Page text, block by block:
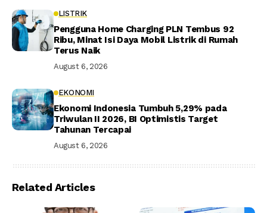
LISTRIK
Pengguna Home Charging PLN Tembus 92
Ribu, Minat Isi Daya Mobil Listrik di Rumah
Terus Naik
August 6, 2026
EKONOMI
Ekonomi Indonesia Tumbuh 5,29% pada
Triwulan II 2026, BI Optimistis Target
Tahunan Tercapai
August 6, 2026
Related Articles